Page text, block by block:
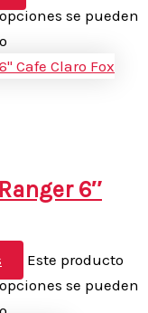
se pueden
6″
Este producto
se pueden